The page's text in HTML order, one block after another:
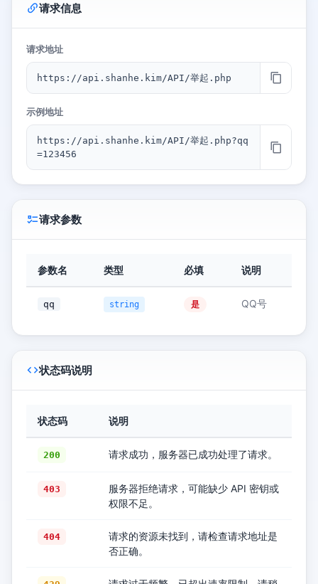
请求信息
请求地址
https://api.shanhe.kim/API/举起.php
示例地址
https://api.shanhe.kim/API/举起.php?qq
=123456
请求参数
参数名 类型 必填 说明
qq string 是 QQ号
状态码说明
状态码 说明
200 请求成功，服务器已成功处理了请求。
403
服务器拒绝请求，可能缺少 API 密钥或
权限不足。
404
请求的资源未找到，请检查请求地址是
否正确。